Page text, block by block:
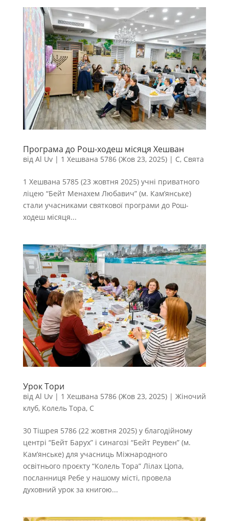
Програма до Рош-ходеш місяця Хешван
від Al Uv| 1 Хешвана 5786 (Жов 23, 2025)| С, Свята
1 Хешвана 5785 (23 жовтня 2025) учні приватного
ліцею “Бейт Менахем Любавич” (м. Кам’янське)
стали учасниками святкової програми до Рош-
ходеш місяця...
Урок Тори
від Al Uv| 1 Хешвана 5786 (Жов 23, 2025)| Жіночий
клуб, Колель Тора, С
30 Тішрея 5786 (22 жовтня 2025) у благодійному
центрі “Бейт Барух” і синагозі “Бейт Реувен” (м.
Кам’янське) для учасниць Міжнародного
освітнього проєкту “Колель Тора” Лілах Цопа,
посланниця Ребе у нашому місті, провела
духовний урок за книгою...